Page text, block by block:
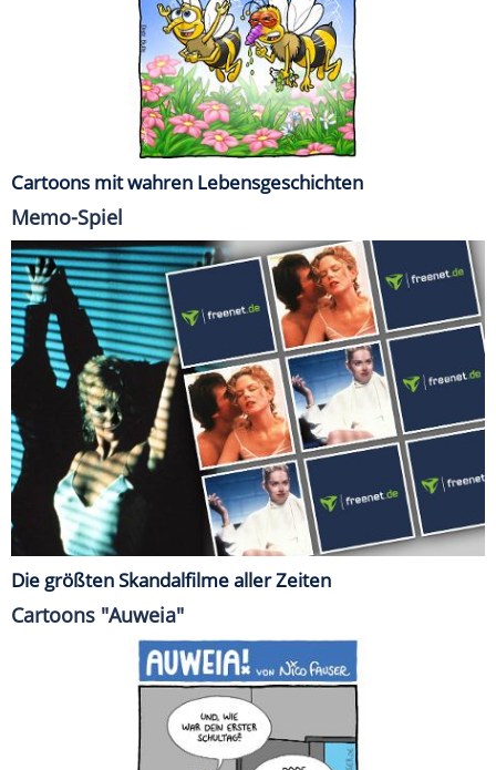
Cartoons mit wahren Lebensgeschichten
Memo-Spiel
Die größten Skandalfilme aller Zeiten
Cartoons "Auweia"